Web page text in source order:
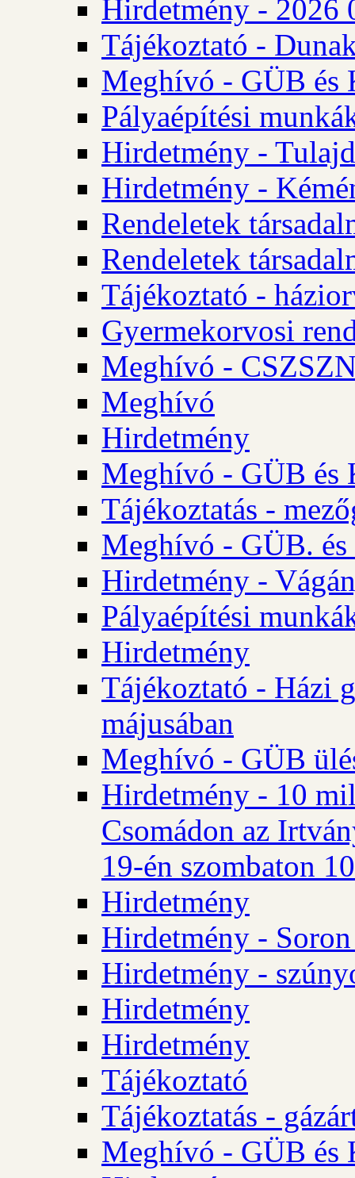
Hirdetmény - 2026
Tájékoztató -
Meghívó - GÜB és
Pályaépítési
Hirdetmény -
Hirdetmény -
Rendeletek
Rendeletek
Tájékoztató -
Gyermekorvosi
Meghívó -
Meghívó
Hirdetmény
Meghívó - GÜB és
Tájékoztatás -
Meghívó - GÜB.
Hirdetmény -
Pályaépítési
Hirdetmény
Tájékoztató - Házi
májusában
Meghívó - GÜB
Hirdetmény - 10
Csomádon az
19-én szombaton
Hirdetmény
Hirdetmény -
Hirdetmény -
Hirdetmény
Hirdetmény
Tájékoztató
Tájékoztatás -
Meghívó - GÜB és